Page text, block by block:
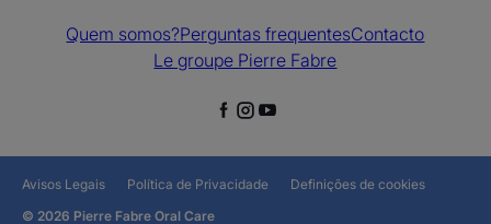
Quem somos?Perguntas frequentesContacto
Le groupe Pierre Fabre
Avisos Legais Política de Privacidade
Definições de cookies
© 2026 Pierre Fabre Oral Care